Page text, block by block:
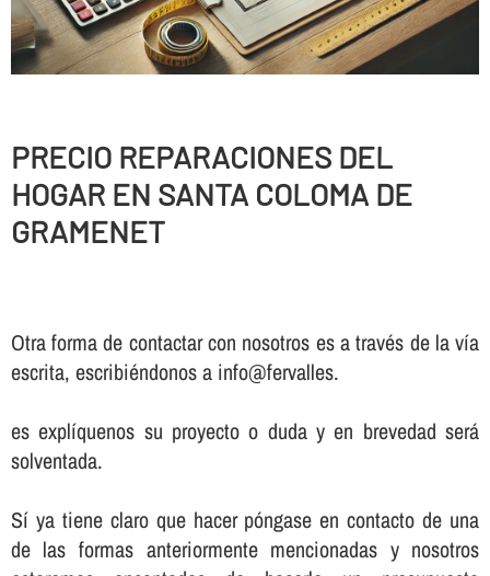
PRECIO REPARACIONES DEL
HOGAR EN SANTA COLOMA DE
GRAMENET
Otra forma de contactar con nosotros es a través de la vía
escrita, escribiéndonos a info@fervalles.
es explíquenos su proyecto o duda y en brevedad será
solventada.
Sí ya tiene claro que hacer póngase en contacto de una
de las formas anteriormente mencionadas y nosotros